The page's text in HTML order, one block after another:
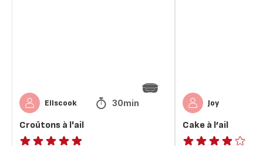
Ellscook 30min
Croûtons à l'ail
Joy
Cake à l’ail